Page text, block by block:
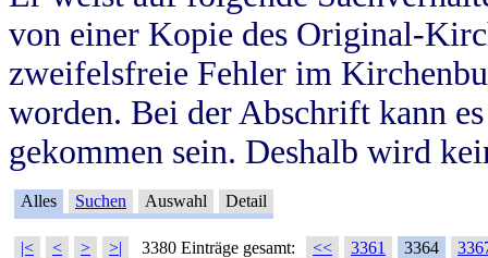
von einer Kopie des Original-
zweifelsfreie Fehler im
worden. Bei der Abschrift kann
gekommen sein. Deshalb wird
Alles Suchen Auswahl Detail
|< < > >| 3380 Einträge gesamt: << 3361 3364